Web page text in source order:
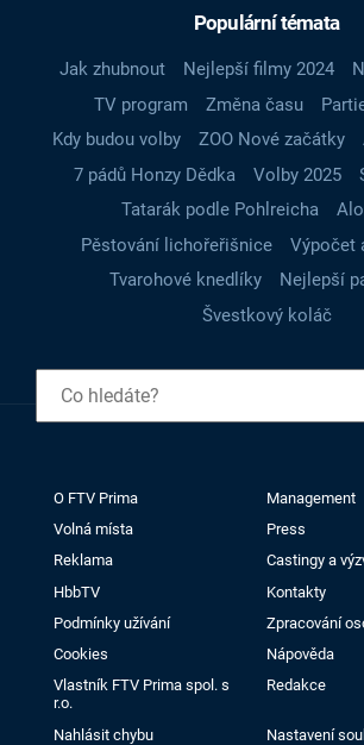
Populární témata
Jak zhubnout Nejlepší filmy 2024
TV program
Změna času
Kdy budou volby
ZOO Nové začátky
7 pádů Honzy Dědka
Volby 2025
Tatarák podle Pohlreicha
Pěstování lichořeřišnice
Výpočet
Tvarohové knedlíky
Nejlepší
Švestkový koláč
O FTV Prima
Management
Volná místa
Press
Reklama
Castingy a
HbbTV
Kontakty
Podmínky užívání
Zpracování
Cookies
Nápověda
Vlastník FTV Prima spol. s
r.o.
Redakce
Nahlásit chybu Nastavení